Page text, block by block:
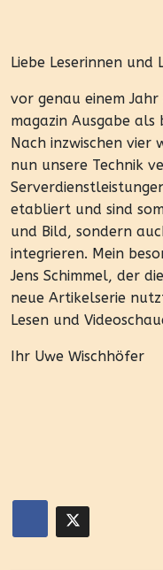
Liebe Leserinnen und
vor genau einem Jahr
magazin Ausgabe
Nach inzwischen vier
nun unsere Technik
etabliert und sind
und Bild, sondern
integrieren. Mein
Jens Schimmel, der
neue Artikelserie
Lesen und
Ihr Uwe Wischhöfer